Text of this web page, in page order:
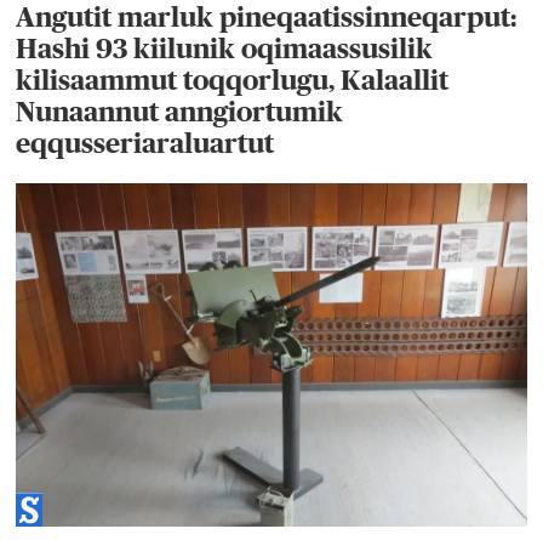
Angutit marluk pineqaatissinneqarput:
Hashi 93 kiilunik oqimaassusilik
kilisaammut toqqorlugu, Kalaallit
Nunaannut anngiortumik
eqqusseriaraluartut